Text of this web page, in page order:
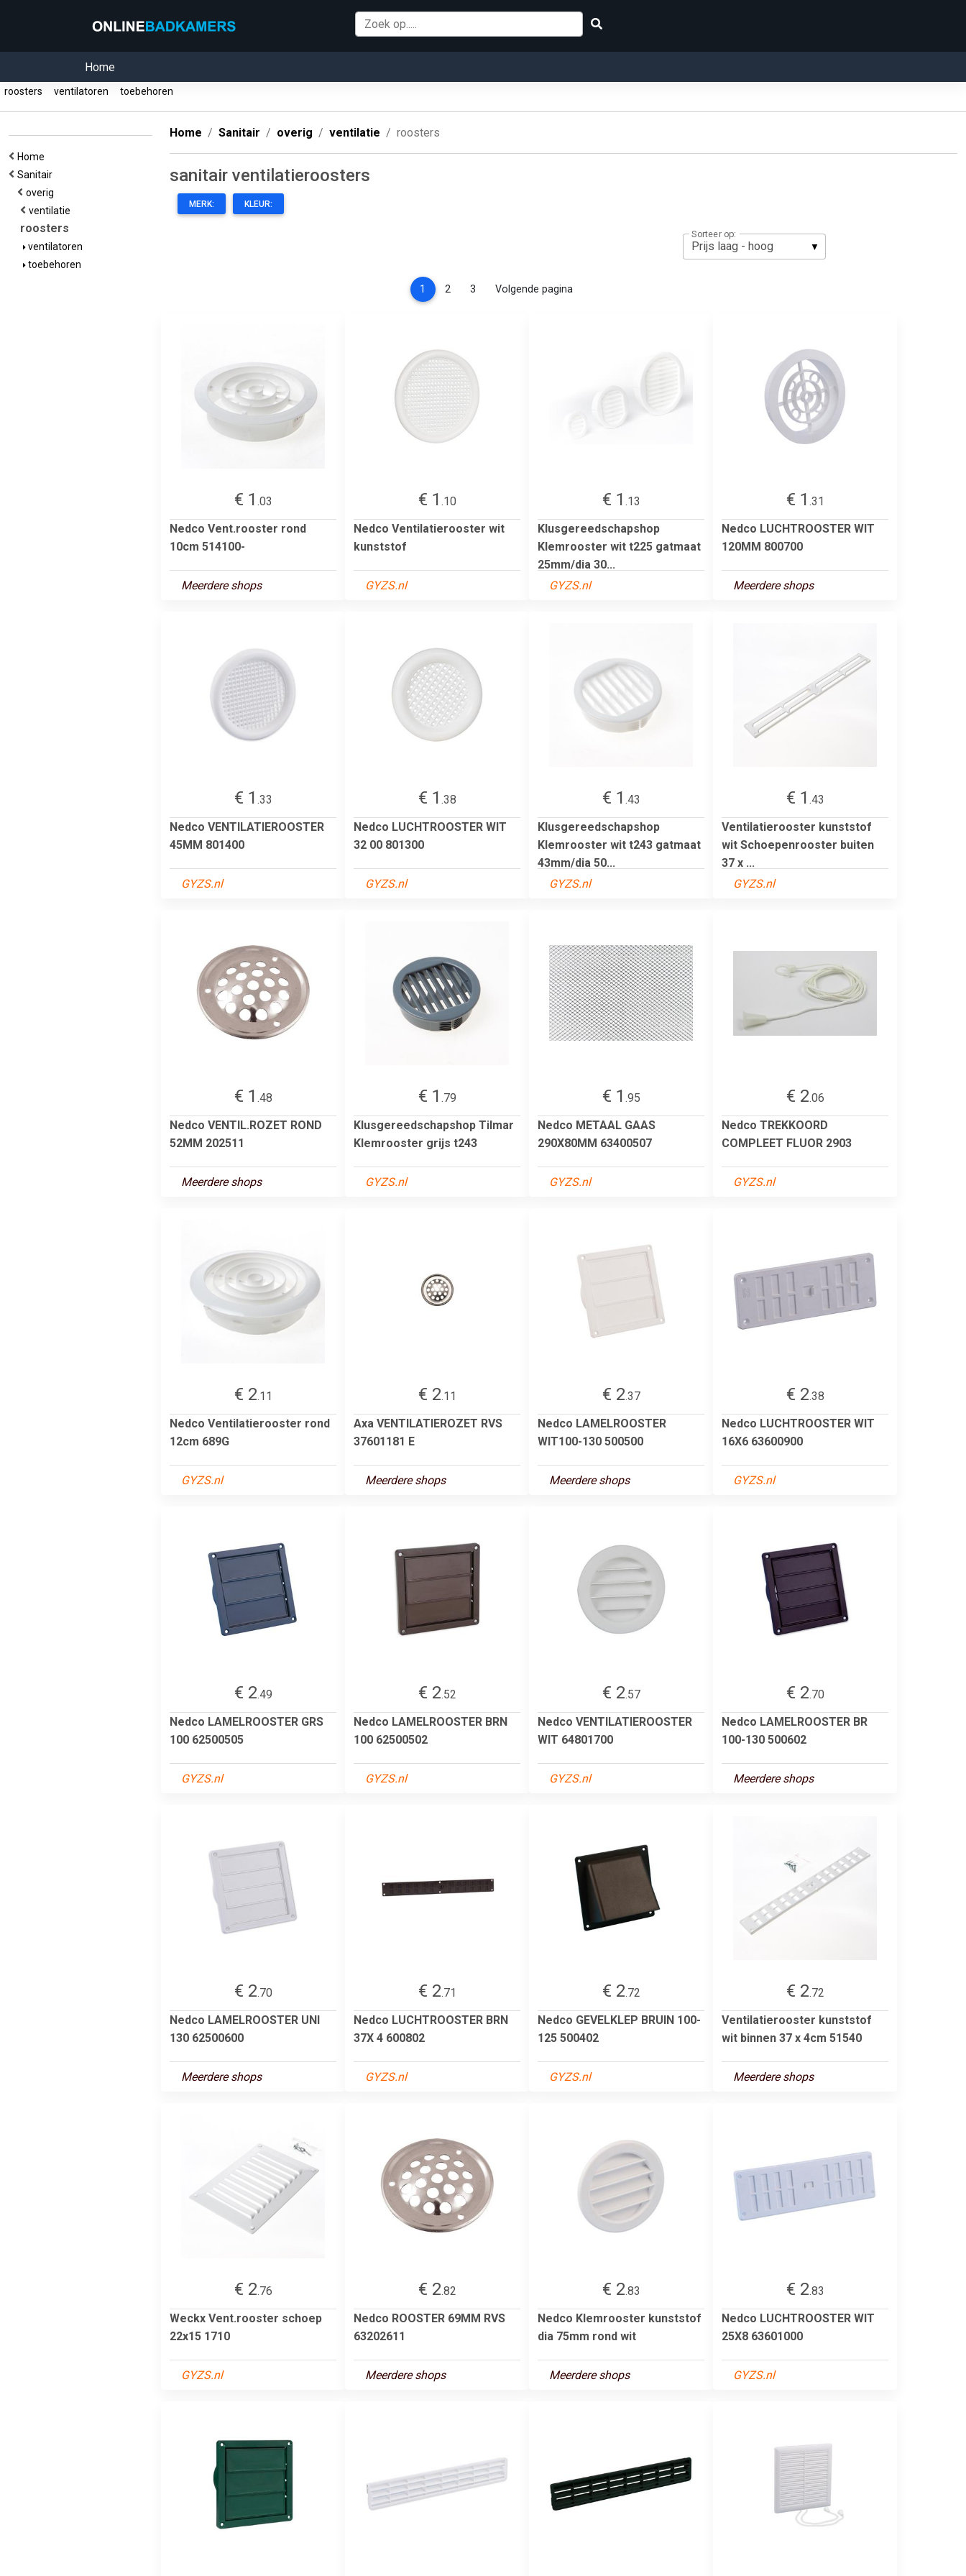
Home
roosters ventilatoren toebehoren
Home
Sanitair
overig
ventilatie
roosters
ventilatoren
toebehoren
Home Sanitair overig ventilatie roosters
sanitair ventilatieroosters
MERK: KLEUR:
Sorteer op:
1 (current)
2 3 Volgende pagina
€ 1 .03
Nedco Vent.rooster rond
10cm 514100-
Meerdere shops
€ 1 .10
Nedco Ventilatierooster wit
kunststof
GYZS.nl
€ 1 .13
Klusgereedschapshop
Klemrooster wit t225 gatmaat
25mm/dia 30...
GYZS.nl
€ 1 .31
Nedco LUCHTROOSTER WIT
120MM 800700
Meerdere shops
€ 1 .33
Nedco VENTILATIEROOSTER
45MM 801400
GYZS.nl
€ 1 .38
Nedco LUCHTROOSTER WIT
32 00 801300
GYZS.nl
€ 1 .43
Klusgereedschapshop
Klemrooster wit t243 gatmaat
43mm/dia 50...
GYZS.nl
€ 1 .43
Ventilatierooster kunststof
wit Schoepenrooster buiten
37 x ...
GYZS.nl
€ 1 .48
Nedco VENTIL.ROZET ROND
52MM 202511
Meerdere shops
€ 1 .79
Klusgereedschapshop Tilmar
Klemrooster grijs t243
GYZS.nl
€ 1 .95
Nedco METAAL GAAS
290X80MM 63400507
GYZS.nl
€ 2.06
Nedco TREKKOORD
COMPLEET FLUOR 2903
GYZS.nl
€ 2.11
Nedco Ventilatierooster rond
12cm 689G
GYZS.nl
€ 2.11
Axa VENTILATIEROZET RVS
37601181 E
Meerdere shops
€ 2.37
Nedco LAMELROOSTER
WIT100-130 500500
Meerdere shops
€ 2.38
Nedco LUCHTROOSTER WIT
16X6 63600900
GYZS.nl
€ 2.49
Nedco LAMELROOSTER GRS
100 62500505
GYZS.nl
€ 2.52
Nedco LAMELROOSTER BRN
100 62500502
GYZS.nl
€ 2.57
Nedco VENTILATIEROOSTER
WIT 64801700
GYZS.nl
€ 2.70
Nedco LAMELROOSTER BR
100-130 500602
Meerdere shops
€ 2.70
Nedco LAMELROOSTER UNI
130 62500600
Meerdere shops
€ 2.71
Nedco LUCHTROOSTER BRN
37X 4 600802
GYZS.nl
€ 2.72
Nedco GEVELKLEP BRUIN 100-
125 500402
GYZS.nl
€ 2.72
Ventilatierooster kunststof
wit binnen 37 x 4cm 51540
Meerdere shops
€ 2.76
Weckx Vent.rooster schoep
22x15 1710
GYZS.nl
€ 2.82
Nedco ROOSTER 69MM RVS
63202611
Meerdere shops
€ 2.83
Nedco Klemrooster kunststof
dia 75mm rond wit
Meerdere shops
€ 2.83
Nedco LUCHTROOSTER WIT
25X8 63601000
GYZS.nl